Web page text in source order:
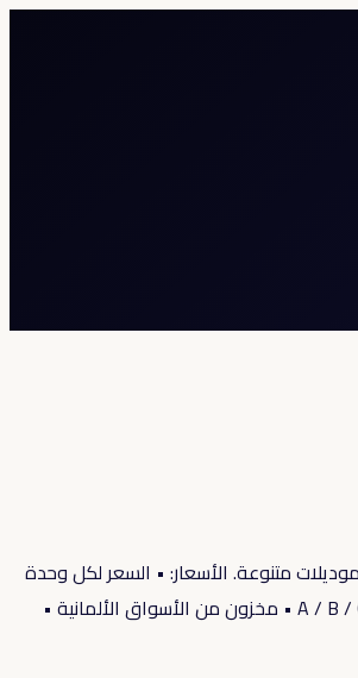
بسعر ثابت واحد. تتوفر علامات تجارية وألوان وموديلات متنوعة. الأسعار: • السعر لكل وحدة
— €36 (حوالي 9% من سعر التجزئة) • رقم الدفعة 1 — 12 pcs • سعرنا — €432 • القيمة التقديرية للبيع بالتجزئة — €4,800 • البضائع: مرتجعات العملاء • الفئة: A / B / C • مخزون من الأسواق الألمانية •